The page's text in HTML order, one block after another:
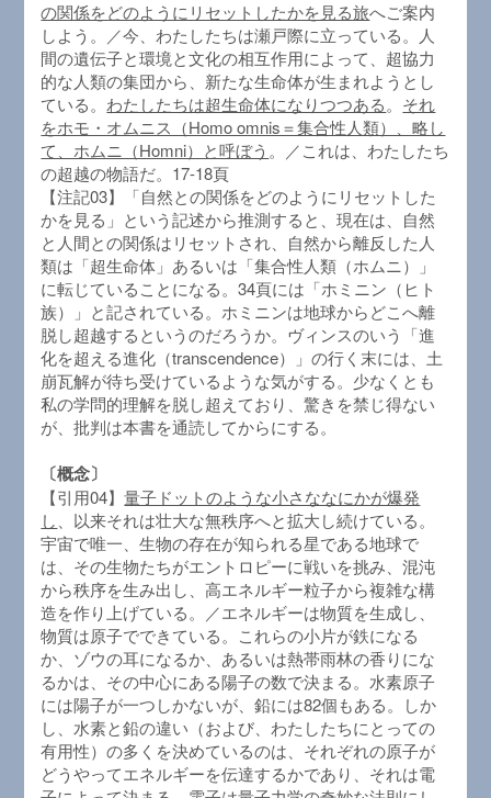
の関係をどのようにリセットしたかを見る旅へご案内
しよう。／今、わたしたちは瀬戸際に立っている。人
間の遺伝子と環境と文化の相互作用によって、超協力
的な人類の集団から、新たな生命体が生まれようとし
ている。 わたしたちは超生命体になりつつある。 それ
をホモ・オムニス（Homo omnis＝集合性人類）、略し
て、ホムニ（Homni）と呼ぼう 。／これは、わたしたち
の超越の物語だ。17-18頁
【注記03】「自然との関係をどのようにリセットした
かを見る」という記述から推測すると、現在は、自然
と人間との関係はリセットされ、自然から離反した人
類は「超生命体」あるいは「集合性人類（ホムニ）」
に転じていることになる。34頁には「ホミニン（ヒト
族）」と記されている。ホミニンは地球からどこへ離
脱し超越するというのだろうか。ヴィンスのいう「進
化を超える進化（transcendence）」の行く末には、土
崩瓦解が待ち受けているような気がする。少なくとも
私の学問的理解を脱し超えており、驚きを禁じ得ない
が、批判は本書を通読してからにする。
〔概念〕
【引用04】量子ドットのような小さななにかが爆発
し
、以来それは壮大な無秩序へと拡大し続けている。
宇宙で唯一、生物の存在が知られる星である地球で
は、その生物たちがエントロピーに戦いを挑み、混沌
から秩序を生み出し、高エネルギー粒子から複雑な構
造を作り上げている。／エネルギーは物質を生成し、
物質は原子でできている。これらの小片が鉄になる
か、ゾウの耳になるか、あるいは熱帯雨林の香りにな
るかは、その中心にある陽子の数で決まる。水素原子
には陽子が一つしかないが、鉛には82個もある。しか
し、水素と鉛の違い（および、わたしたちにとっての
有用性）の多くを決めているのは、それぞれの原子が
どうやってエネルギーを伝達するかであり、それは電